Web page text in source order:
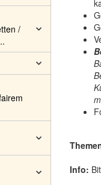
Info:
/